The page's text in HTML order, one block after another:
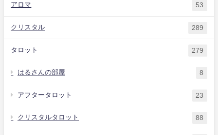
アロマ 53
クリスタル 289
タロット 279
はるさんの部屋 8
アフタータロット 23
クリスタルタロット 88